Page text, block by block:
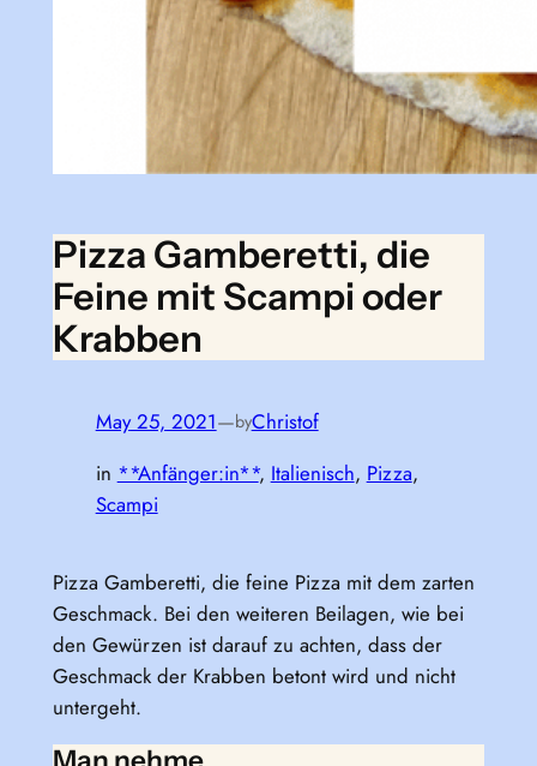
Pizza Gamberetti, die
Feine mit Scampi oder
Krabben
May 25, 2021—byChristof
in **Anfänger:in**, Italienisch, Pizza
Scampi
Pizza Gamberetti, die feine Pizza mit dem zarten
Geschmack. Bei den weiteren Beilagen, wie bei
den Gewürzen ist darauf zu achten, dass der
Geschmack der Krabben betont wird und nicht
untergeht.